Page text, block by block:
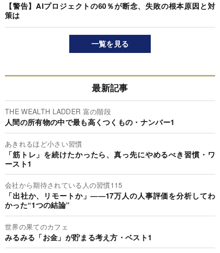
【警告】AIプロジェクトの60％が断念、失敗の根本原因と対
策は
一覧を見る
最新記事
THE WEALTH LADDER 富の階段
人間の所有物の中で最も高くつくもの・ナンバー1
あきれるほど小さい習慣
「筋トレ」を続けたかったら、真っ先にやめるべき習慣・ワ
ースト1
会社から期待されている人の習慣115
「出社か、リモートか」――17万人の人事評価を分析してわ
かった“1つの結論”
世界の果てのカフェ
みるみる「お金」が貯まる考え方・ベスト1